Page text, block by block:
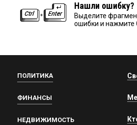
Нашли ошибку?
Выделите
ошибки и нажмите
ПОЛИТИКА
ФИНАНСЫ
НЕДВИЖИМОСТЬ